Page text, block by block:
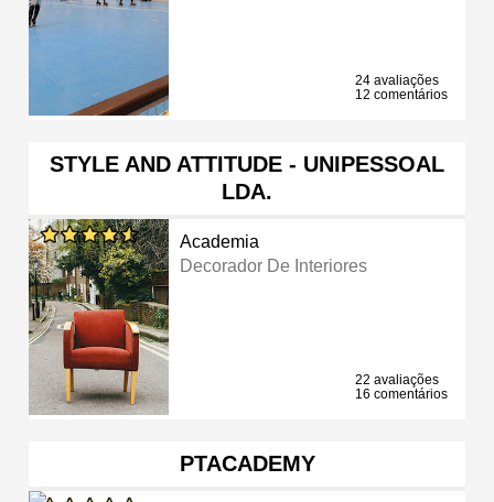
24 avaliações
12 comentários
STYLE AND ATTITUDE - UNIPESSOAL
LDA.
Academia
Decorador De Interiores
22 avaliações
16 comentários
PTACADEMY